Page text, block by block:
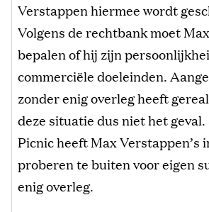
Verstappen hiermee wordt
Volgens de rechtbank moet
bepalen of hij zijn
commerciële doeleinden.
zonder enig overleg heeft
deze situatie dus niet het
Picnic heeft Max Verstappen’s
proberen te buiten voor eigen
enig overleg.